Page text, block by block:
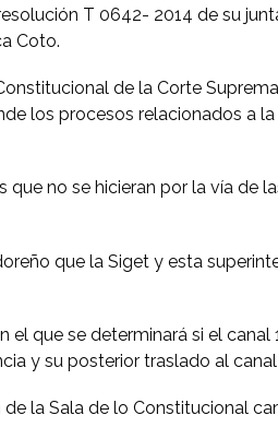
T 0642- 2014 de su
Coto.
de la Corte
los procesos relacionados a
no se hicieran por la vía de
que la Siget y esta
que se determinará si el canal
y su posterior traslado al canal
la Sala de lo Constitucional